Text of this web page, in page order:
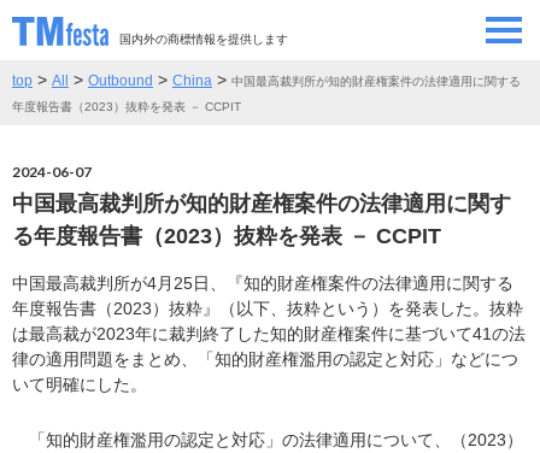
国内外の商標情報を提供します
SEMINAR/EVENT
CONTRIBUTORS 情報提供者
CONTACT お問い合わせ
top > All > Outbound > China > 中国最高裁判所が知的財産権案件の法律適用に関する
年度報告書（2023）抜粋を発表 － CCPIT
2024-06-07
中国最高裁判所が知的財産権案件の法律適用に関す
る年度報告書（2023）抜粋を発表 － CCPIT
中国最高裁判所が4月25日、『知的財産権案件の法律適用に関する
年度報告書（2023）抜粋』（以下、抜粋という）を発表した。抜粋
は最高裁が2023年に裁判終了した知的財産権案件に基づいて41の法
律の適用問題をまとめ、「知的財産権濫用の認定と対応」などにつ
いて明確にした。
「知的財産権濫用の認定と対応」の法律適用について、（2023）